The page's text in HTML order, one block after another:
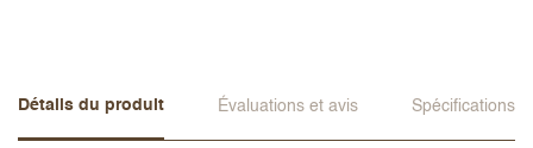
Détails du produit Évaluations et avis Spécifications